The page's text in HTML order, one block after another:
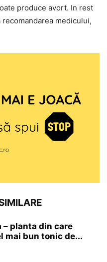
produce avort. In rest
medicului,
– planta din care
mai bun tonic de...